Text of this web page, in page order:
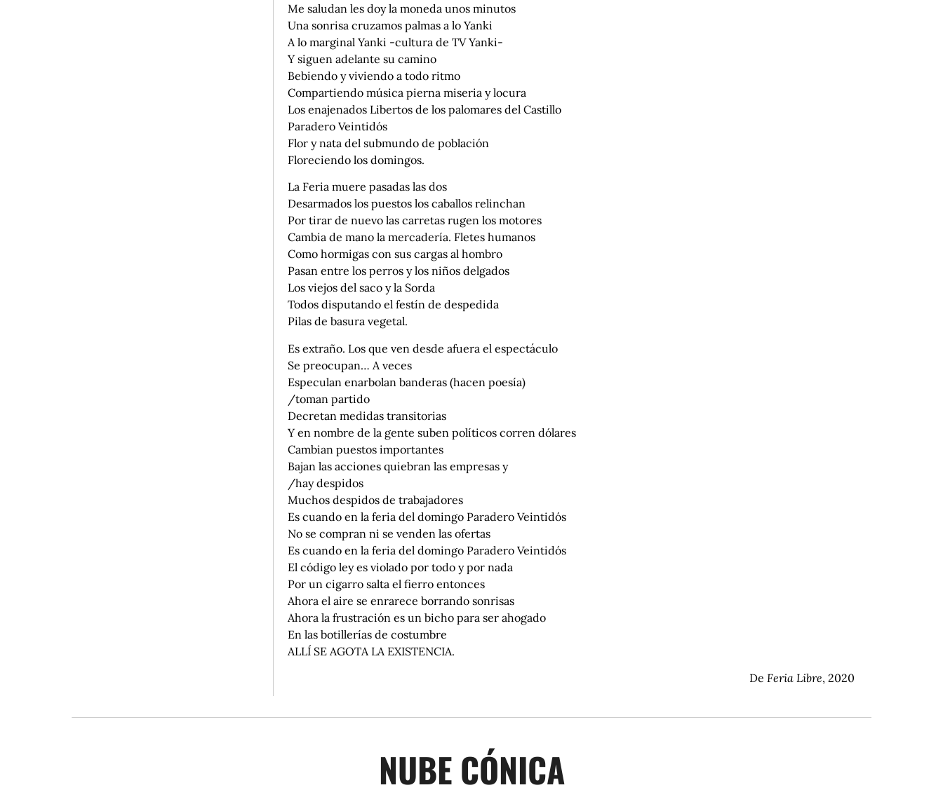
Me saludan les doy la moneda unos minutos
Una sonrisa cruzamos palmas a lo Yanki
A lo marginal Yanki -cultura de TV Yanki-
Y siguen adelante su camino
Bebiendo y viviendo a todo ritmo
Compartiendo música pierna miseria y locura
Los enajenados Libertos de los palomares del Castillo
Paradero Veintidós
Flor y nata del submundo de población
Floreciendo los domingos.
La Feria muere pasadas las dos
Desarmados los puestos los caballos relinchan
Por tirar de nuevo las carretas rugen los motores
Cambia de mano la mercadería. Fletes humanos
Como hormigas con sus cargas al hombro
Pasan entre los perros y los niños delgados
Los viejos del saco y la Sorda
Todos disputando el festín de despedida
Pilas de basura vegetal.
Es extraño. Los que ven desde afuera el espectáculo
Se preocupan… A veces
Especulan enarbolan banderas (hacen poesía)
/toman partido
Decretan medidas transitorias
Y en nombre de la gente suben políticos corren dólares
Cambian puestos importantes
Bajan las acciones quiebran las empresas y
/hay despidos
Muchos despidos de trabajadores
Es cuando en la feria del domingo Paradero Veintidós
No se compran ni se venden las ofertas
Es cuando en la feria del domingo Paradero Veintidós
El código ley es violado por todo y por nada
Por un cigarro salta el fierro entonces
Ahora el aire se enrarece borrando sonrisas
Ahora la frustración es un bicho para ser ahogado
En las botillerías de costumbre
ALLÍ SE AGOTA LA EXISTENCIA.
De Feria Libre, 2020
NUBE CÓNICA